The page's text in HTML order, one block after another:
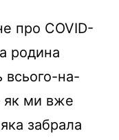
про COVID-
родина
всього-на-
як ми вже
забрала